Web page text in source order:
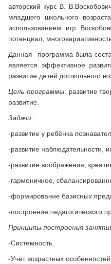
авторский курс В.
младшего школьного
использованием игр
потенциал,
Данная программа была
является эффективное
развитие детей дошкольного
Цель программы: развитие
развитие.
Задачи:
-развитие у ребёнка
-развитие наблюдательности,
-развитие воображения,
-гармоничное,
-формирование базисных
-построение педагогического
Принципы построения
-Системность.
-Учёт возрастных особенностей